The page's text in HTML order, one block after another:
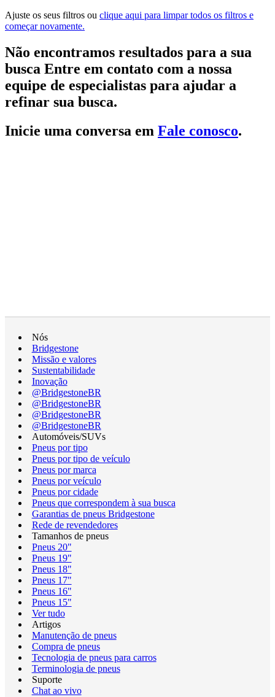
Ajuste os seus filtros ou clique aqui para limpar todos os filtros e
começar novamente.
Não encontramos resultados para a sua
busca Entre em contato com a nossa
equipe de especialistas para ajudar a
refinar sua busca.
Inicie uma conversa em Fale conosco.
Nós
Bridgestone
Missão e valores
Sustentabilidade
Inovação
@BridgestoneBR
@BridgestoneBR
@BridgestoneBR
@BridgestoneBR
Automóveis/SUVs
Pneus por tipo
Pneus por tipo de veículo
Pneus por marca
Pneus por veículo
Pneus por cidade
Pneus que correspondem à sua busca
Garantias de pneus Bridgestone
Rede de revendedores
Tamanhos de pneus
Pneus 20"
Pneus 19"
Pneus 18"
Pneus 17"
Pneus 16"
Pneus 15"
Ver tudo
Artigos
Manutenção de pneus
Compra de pneus
Tecnologia de pneus para carros
Terminologia de pneus
Suporte
Chat ao vivo